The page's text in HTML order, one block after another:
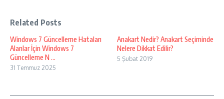
Related Posts
Windows 7 Güncelleme Hataları
Alanlar İçin Windows 7
Güncelleme N ...
31 Temmuz 2025
Anakart Nedir? Anakart Seçiminde
Nelere Dikkat Edilir?
5 Şubat 2019